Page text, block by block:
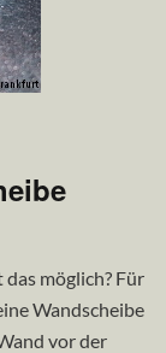
möglich? Für
Wandscheibe
vor der